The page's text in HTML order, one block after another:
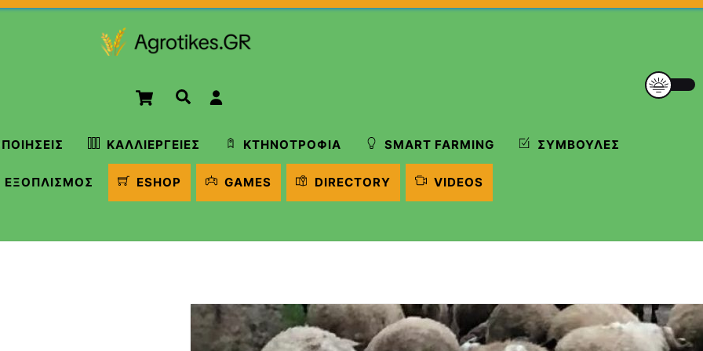
Cart Αναζήτηση
ΚΑΛΛΙΈΡΓΕΙΕΣ ΚΤΗΝΟΤΡΟΦΊΑ SMART FARMING ΣΥΜΒΟΥΛΈΣ
ΕΞΟΠΛΙΣΜΌΣ ESHOP GAMES DIRECTORY VIDEOS